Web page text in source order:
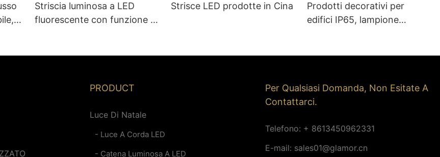
Striscia luminosa a LED
fluorescente con funzione di
Strisce LED prodotte in Cina
Prodotti decorativi per
edifici IP65, lampione
PRODUCT
Luce Di Natale
- Luce A Corda LED
- Catena Luminosa A LED
Per Qualsiasi Domanda, Non Esitate A
Contattarci.
Telefono: + 8613450962331
E-mail: sales01@glamor.cn